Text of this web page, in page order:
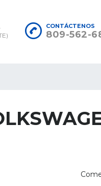
CONTÁCTENOS
809-562-